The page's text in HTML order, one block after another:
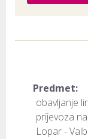
Predmet:
obavljanje
prijevoza
Lopar -